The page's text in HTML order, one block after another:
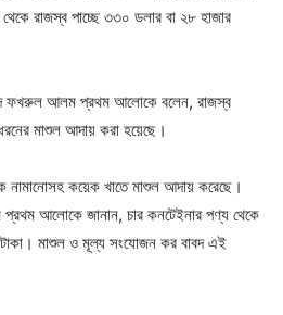
রাজস্ব পাচ্ছে ৩৩০ ডলার বা ২৮ হাজার
ফখরুল আলম প্রথম আলোকে বলেন, রাজস্ব
মাশুল আদায় করা হয়েছে।
নামানোসহ কয়েক খাতে মাশুল আদায় করেছে।
আলোকে জানান, চার কনটেইনার পণ্য থেকে
মাশুল ও মূল্য সংযোজন কর বাবদ এই